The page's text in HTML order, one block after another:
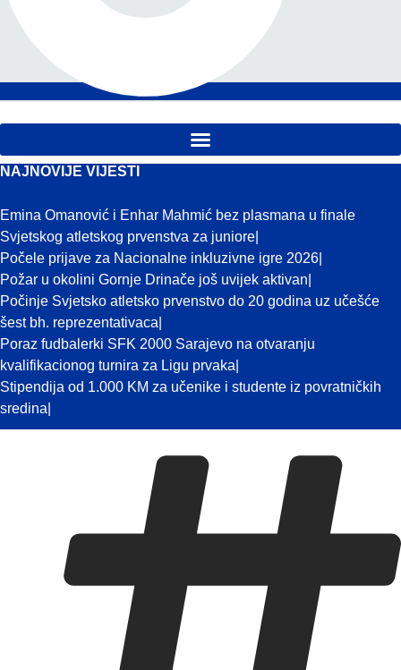
NAJNOVIJE VIJESTI
Emina Omanović i Enhar Mahmić bez plasmana u finale
Svjetskog atletskog prvenstva za juniore
Počele prijave za Nacionalne inkluzivne igre 2026
Požar u okolini Gornje Drinače još uvijek aktivan
Počinje Svjetsko atletsko prvenstvo do 20 godina uz učešće
šest bh. reprezentativaca
Poraz fudbalerki SFK 2000 Sarajevo na otvaranju
kvalifikacionog turnira za Ligu prvaka
Stipendija od 1.000 KM za učenike i studente iz povratničkih
sredina